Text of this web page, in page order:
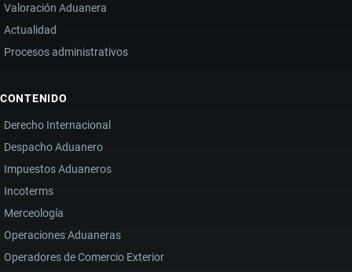
Valoración Aduanera
Actualidad
Procesos administrativos
CONTENIDO
Derecho Internacional
Despacho Aduanero
Impuestos Aduaneros
Incoterms
Merceología
Operaciones Aduaneras
Operadores de Comercio Exterior